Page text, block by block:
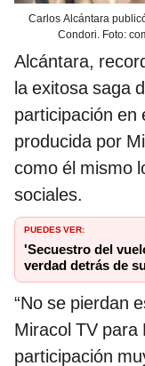
Carlos Alcántara
Condori. Foto:
Alcántara,
la exitosa saga
participación en
producida por
como él mismo
sociales.
PUEDES VER:
'Secuestro del
verdad detrás de
“No se pierdan
Miracol TV para
participación